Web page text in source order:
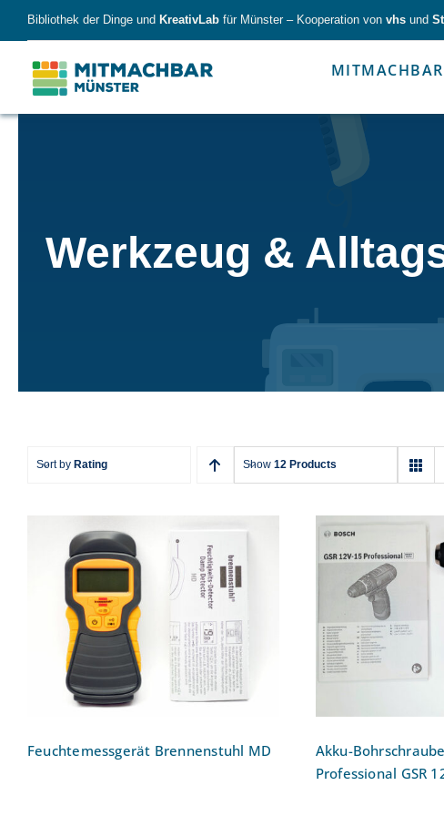
content
Bibliothek der Dinge und KreativLab für Münster – Kooperation von vhs und
MITMACHBAR
Forschen
Alles für kleine & große Entdecker.
Werkzeug &
Nimm die Dinge
Werkzeug &
Sort by Rating Show 12 Products
Feuchtemessgerät
Brennenstuhl MD
Feuchtemessgerät Brennenstuhl MD
Akku-
Akku-
Professional GSR